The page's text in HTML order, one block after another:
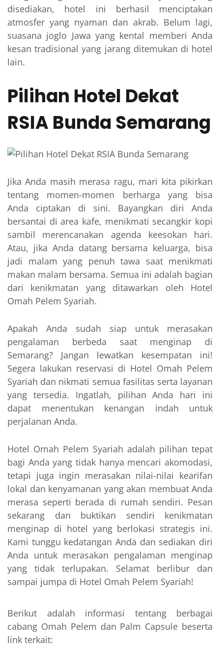
disediakan, hotel ini berhasil menciptakan
atmosfer yang nyaman dan akrab. Belum lagi,
suasana joglo Jawa yang kental memberi Anda
kesan tradisional yang jarang ditemukan di hotel
lain.
Pilihan Hotel Dekat
RSIA Bunda Semarang
Jika Anda masih merasa ragu, mari kita pikirkan
tentang momen-momen berharga yang bisa
Anda ciptakan di sini. Bayangkan diri Anda
bersantai di area kafe, menikmati secangkir kopi
sambil merencanakan agenda keesokan hari.
Atau, jika Anda datang bersama keluarga, bisa
jadi malam yang penuh tawa saat menikmati
makan malam bersama. Semua ini adalah bagian
dari kenikmatan yang ditawarkan oleh Hotel
Omah Pelem Syariah.
Apakah Anda sudah siap untuk merasakan
pengalaman berbeda saat menginap di
Semarang? Jangan lewatkan kesempatan ini!
Segera lakukan reservasi di Hotel Omah Pelem
Syariah dan nikmati semua fasilitas serta layanan
yang tersedia. Ingatlah, pilihan Anda hari ini
dapat menentukan kenangan indah untuk
perjalanan Anda.
Hotel Omah Pelem Syariah adalah pilihan tepat
bagi Anda yang tidak hanya mencari akomodasi,
tetapi juga ingin merasakan nilai-nilai kearifan
lokal dan kenyamanan yang akan membuat Anda
merasa seperti berada di rumah sendiri. Pesan
sekarang dan buktikan sendiri kenikmatan
menginap di hotel yang berlokasi strategis ini.
Kami tunggu kedatangan Anda dan sediakan diri
Anda untuk merasakan pengalaman menginap
yang tidak terlupakan. Selamat berlibur dan
sampai jumpa di Hotel Omah Pelem Syariah!
Berikut adalah informasi tentang berbagai
cabang Omah Pelem dan Palm Capsule beserta
link terkait: